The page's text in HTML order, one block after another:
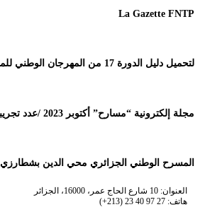
La Gazette FNTP
لتحميل دليل الدورة 17 من المهرجان الوطني للمسرح المحترف
مجلة إلكترونية “مسارح” أكتوبر 2023 /عدد تجريبي
المسرح الوطني الجزائري محي الدين بشطارزي
العنوان: 10 شارع الحاج عمر، 16000، الجزائر
هاتف: 27 97 40 23 (213+)